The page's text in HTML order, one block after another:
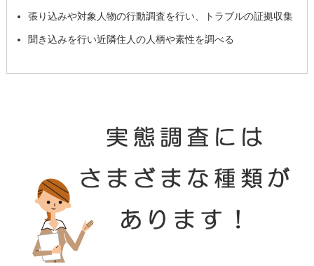
張り込みや対象人物の行動調査を行い、トラブルの証拠収集
聞き込みを行い近隣住人の人柄や素性を調べる